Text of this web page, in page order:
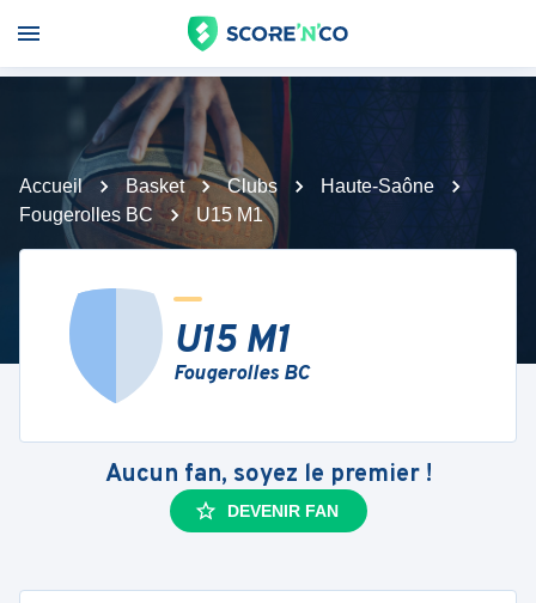
Accueil Basket Clubs
Haute-Saône
Fougerolles BC
U15 M1
U15 M1
Fougerolles BC
Aucun fan, soyez le premier !
DEVENIR FAN